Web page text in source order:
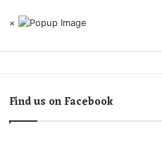
×
Find us on Facebook